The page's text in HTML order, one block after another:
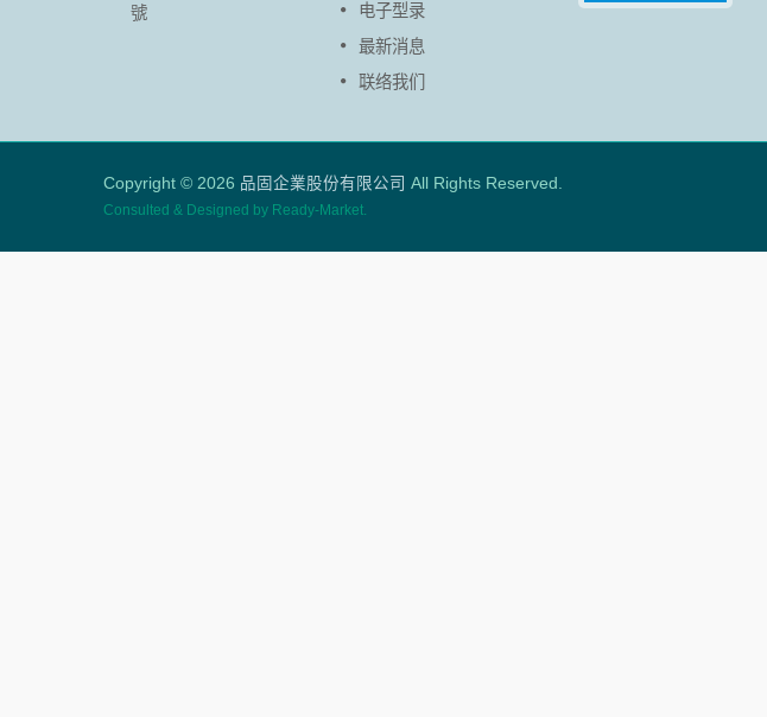
號
电子型录
最新消息
联络我们
阅读更多
Copyright © 2026 品固企業股份有限公司 All Rights Reserved.
Consulted & Designed by Ready-Market.